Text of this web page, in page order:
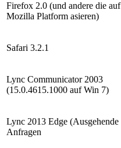
Firefox 2.0 (und andere die auf
Mozilla Platform asieren)
Safari 3.2.1
Lync Communicator 2003
(15.0.4615.1000 auf Win 7)
Lync 2013 Edge (Ausgehende
Anfragen